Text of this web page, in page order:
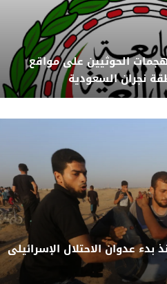
هجمات الحوثيين على مواقع
نجران السعودية
منذ بدء عدوان الاحتلال الإسرائيلى